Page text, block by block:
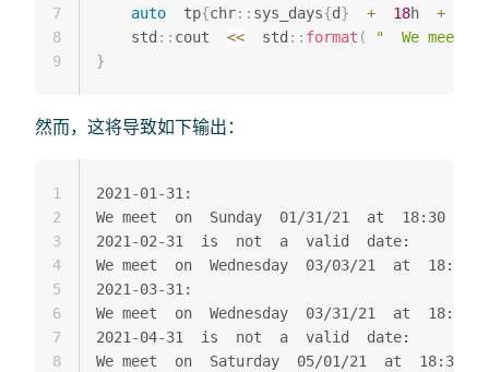
auto
  tp
{chr:: sys_days{d} + 18h +
    std
:: cout <<
  std
:: format (
"  We meet
}
7
8
9
然而，这将导致如下输出：
2021-01-31:
We meet  on  Sunday  01/31/21  at  18:30
2021-02-31  is  not  a  valid  date:
We meet  on  Wednesday  03/03/21  at  18:30
2021-03-31:
We meet  on  Wednesday  03/31/21  at  18:30
2021-04-31  is  not  a  valid  date:
We meet  on  Saturday  05/01/21  at  18:30
1
2
3
4
5
6
7
8